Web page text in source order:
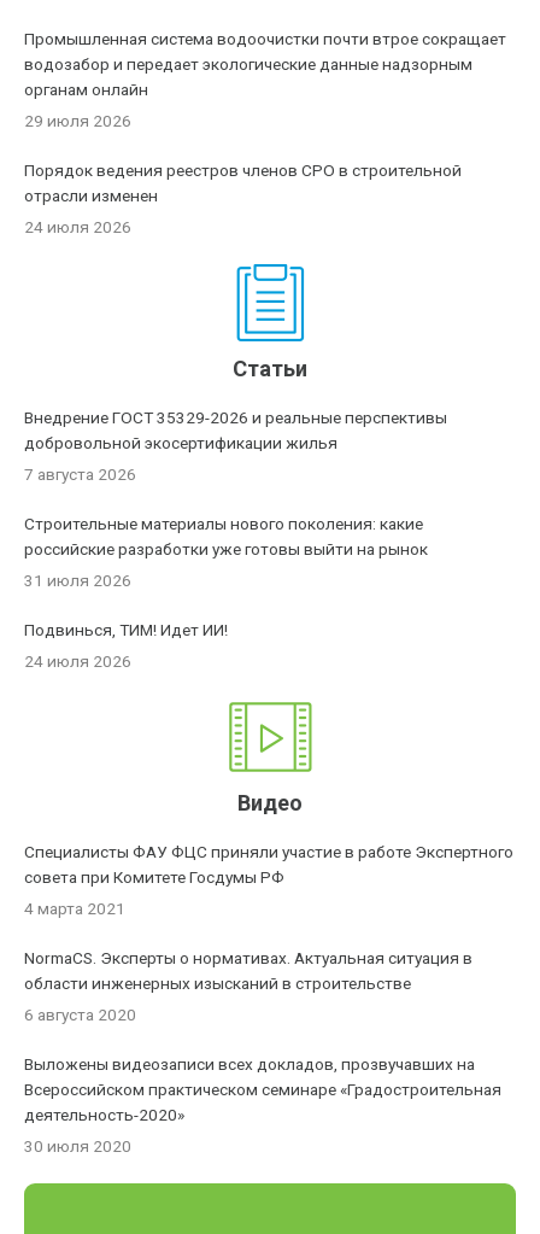
Промышленная система водоочистки почти втрое сокращает
водозабор и передает экологические данные надзорным
органам онлайн
29 июля 2026
Порядок ведения реестров членов СРО в строительной
отрасли изменен
24 июля 2026
Статьи
Внедрение ГОСТ 35329-2026 и реальные перспективы
добровольной экосертификации жилья
7 августа 2026
Строительные материалы нового поколения: какие
российские разработки уже готовы выйти на рынок
31 июля 2026
Подвинься, ТИМ! Идет ИИ!
24 июля 2026
Видео
Специалисты ФАУ ФЦС приняли участие в работе Экспертного
совета при Комитете Госдумы РФ
4 марта 2021
NormaCS. Эксперты о нормативах. Актуальная ситуация в
области инженерных изысканий в строительстве
6 августа 2020
Выложены видеозаписи всех докладов, прозвучавших на
Всероссийском практическом семинаре «Градостроительная
деятельность-2020»
30 июля 2020